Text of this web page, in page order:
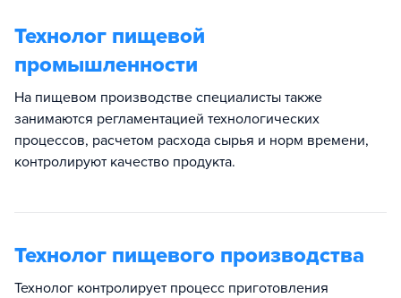
Технолог пищевой
промышленности
На пищевом производстве специалисты также
занимаются регламентацией технологических
процессов, расчетом расхода сырья и норм времени,
контролируют качество продукта.
Технолог пищевого производства
Технолог контролирует процесс приготовления